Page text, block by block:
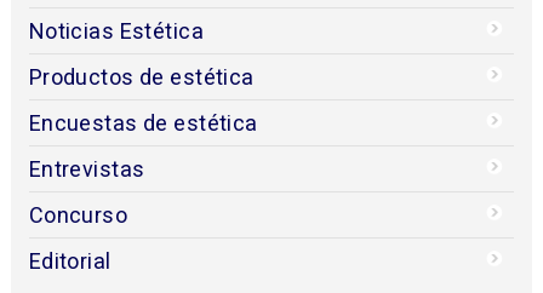
Noticias Estética
Productos de estética
Encuestas de estética
Entrevistas
Concurso
Editorial